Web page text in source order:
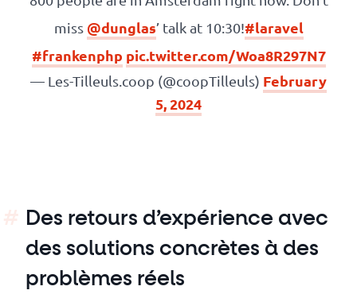
Conference
blog
miss @dunglas’ talk at 10:30!#laravel
#frankenphp pic.twitter.com/Woa8R297N7
— Les-Tilleuls.coop (@coopTilleuls) February
5, 2024
Des retours d’expérience avec
des solutions concrètes à des
problèmes réels